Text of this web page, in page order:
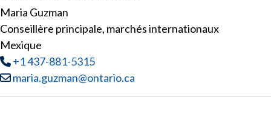
Maria Guzman
Conseillère principale, marchés internationaux
Mexique
Tél:
+1 437-881-5315
Courriel :
maria.guzman@ontario.ca